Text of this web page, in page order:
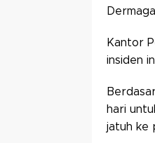
Kantor
insiden
hari
jatuh ke